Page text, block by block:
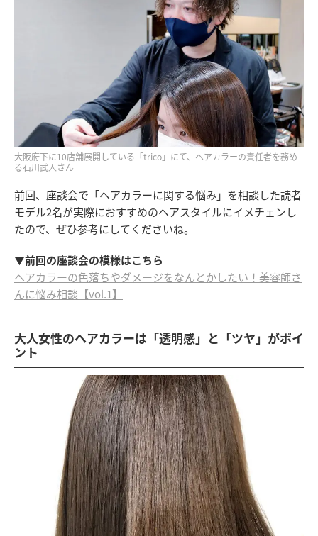
大阪府下に10店舗展開している「trico」にて、ヘアカラーの責任者を務め
る石川武人さん
前回、座談会で「ヘアカラーに関する悩み」を相談した読者
モデル2名が実際におすすめのヘアスタイルにイメチェンし
たので、ぜひ参考にしてくださいね。
▼前回の座談会の模様はこちら
ヘアカラーの色落ちやダメージをなんとかしたい！美容師さ
んに悩み相談【vol.1】
大人女性のヘアカラーは「透明感」と「ツヤ」がポイ
ント